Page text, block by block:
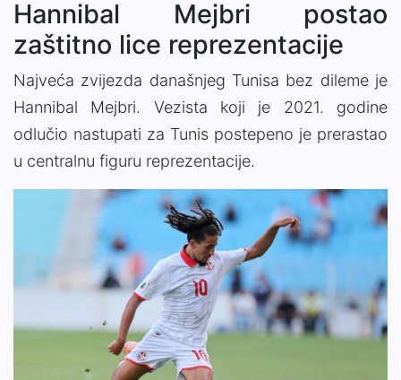
Hannibal Mejbri postao
zaštitno lice reprezentacije
Najveća zvijezda današnjeg Tunisa bez dileme je
Hannibal Mejbri. Vezista koji je 2021. godine
odlučio nastupati za Tunis postepeno je prerastao
u centralnu figuru reprezentacije.